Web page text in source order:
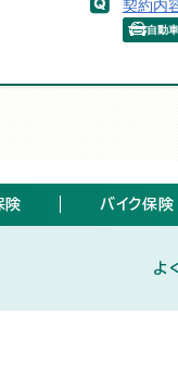
契約内
自動
険 バイク保険
よ